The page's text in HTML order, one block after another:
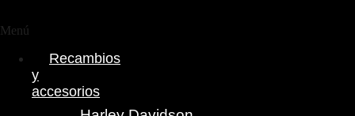
Menú
Recambios
y
accesorios